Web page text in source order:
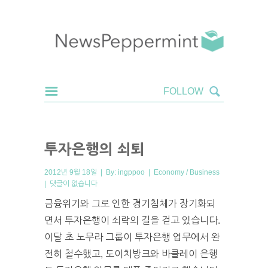
투자은행의 쇠퇴
2012년 9월 18일 | By: ingppoo | Economy / Business
| 댓글이 없습니다
금융위기와 그로 인한 경기침체가 장기화되
면서 투자은행이 쇠락의 길을 걷고 있습니다.
이달 초 노무라 그룹이 투자은행 업무에서 완
전히 철수했고, 도이치방크와 바클레이 은행